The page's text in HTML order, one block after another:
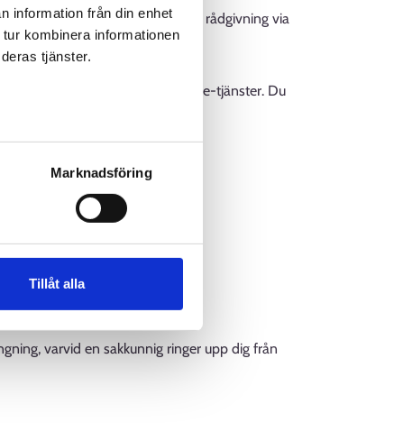
information från din enhet
kombinera informationen
tjänster.
Marknadsföring
Tillåt alla
kostnadsfri och snabb rådgivning via
av Jobbmarknad och dess e-tjänster. Du
varvid en sakkunnig ringer upp dig från